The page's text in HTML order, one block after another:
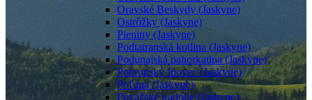
Oravské Beskydy (Jaskyne)
Ostrôžky (Jaskyne)
Pieniny (Jaskyne)
Podtatranská kotlina (Jaskyne)
Podunajská pahorkatina (Jaskyne)
Pohronský Inovec (Jaskyne)
Poľana (Jaskyne)
Považské podolie (Jaskyne)